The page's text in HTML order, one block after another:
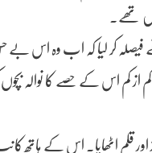
تھے۔
کر لیا کہ اب وہ اس بے حس
از کم اس کے حصے کا نوالہ بچوں
اور قلم اٹھایا۔ اس کے ہاتھ